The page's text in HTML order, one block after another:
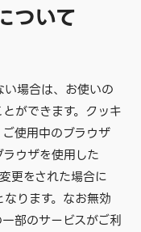
ついて
場合は、お使いの
ができます。クッキ
使用中のブラウザ
ウザを使用した
更をされた場合に
ります。なお無効
部のサービスがご利